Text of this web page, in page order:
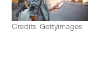
Credits: Gettyimages